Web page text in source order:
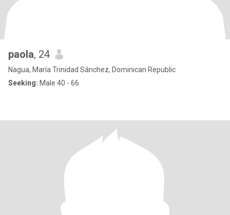
paola, 24
Nagua, María Trinidad Sánchez, Dominican Republic
Seeking: Male 40 - 66